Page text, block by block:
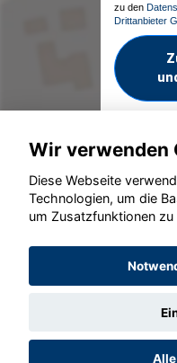
zu den
Drittanbieter
©
Wir verwenden
Diese Webseite
Technologien, um die
um Zusatzfunktionen zu